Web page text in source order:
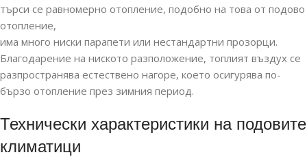
търси се равномерно отопление, подобно на това от подово
отопление,
има много ниски парапети или нестандартни прозорци.
Благодарение на ниското разположение, топлият въздух се
разпространява естествено нагоре, което осигурява по-
бързо отопление през зимния период.
Технически характеристики на подовите
климатици